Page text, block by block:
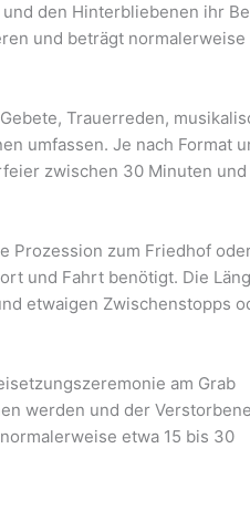
den Hinterbliebenen ihr
und beträgt normalerweise
Trauerreden,
umfassen. Je nach Format
zwischen 30 Minuten
Prozession zum Friedhof
und Fahrt benötigt. Die
etwaigen Zwischenstopps
am Grab
werden und der Verstorbene
etwa 15 bis 30